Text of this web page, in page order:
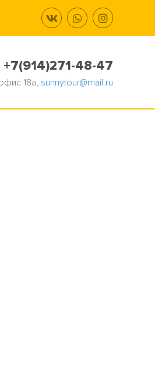
+7(914)271-48-47
18а, sunnytour@mail.ru